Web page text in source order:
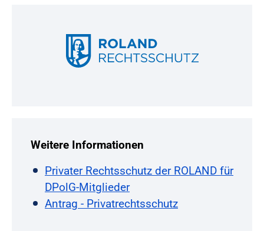
Weitere Informationen
Privater Rechtsschutz der ROLAND für
DPolG-Mitglieder
Antrag - Privatrechtsschutz